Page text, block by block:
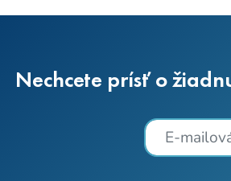
Nechcete prísť o